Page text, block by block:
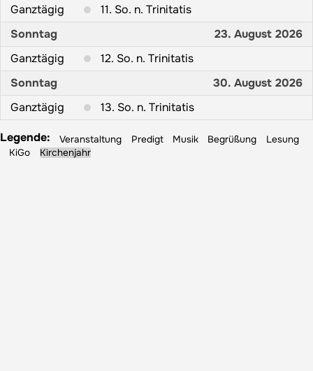
Ganztägig
11. So. n. Trinitatis
Sonntag
23. August 2026
Ganztägig
12. So. n. Trinitatis
Sonntag
30. August 2026
Ganztägig
13. So. n. Trinitatis
Legende: Veranstaltung Predigt Musik Begrüßung
Lesung
KiGo
Kirchenjahr